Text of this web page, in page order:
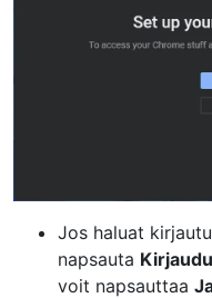
Jos haluat
napsauta
voit napsauttaa